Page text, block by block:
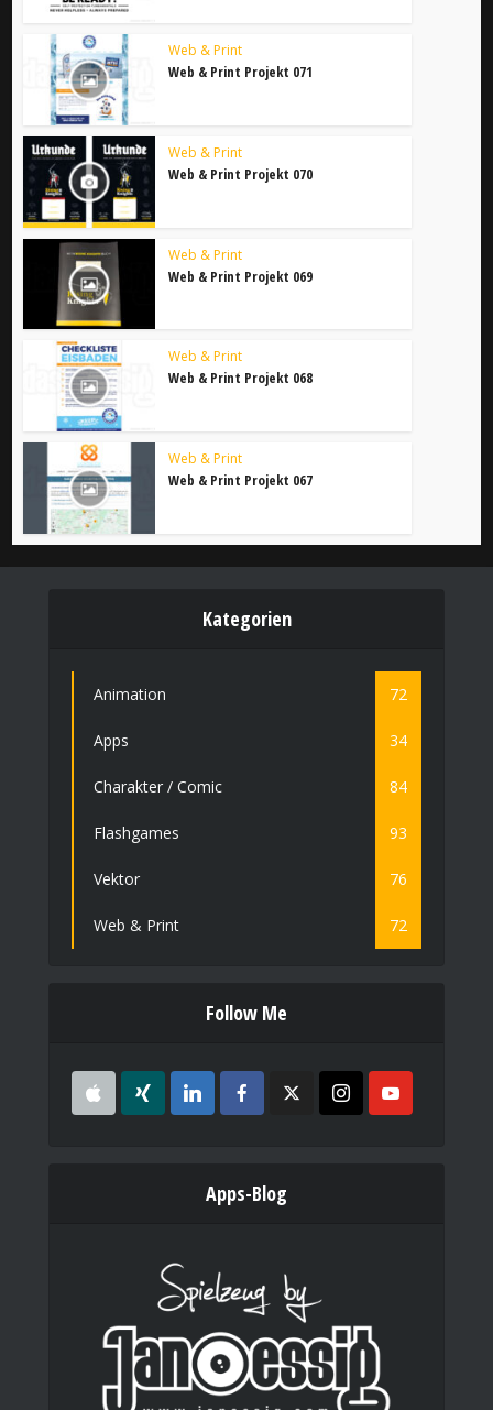
Web & Print
Web & Print Projekt 071
Web & Print
Web & Print Projekt 070
Web & Print
Web & Print Projekt 069
Web & Print
Web & Print Projekt 068
Web & Print
Web & Print Projekt 067
Kategorien
Animation 72
Apps 34
Charakter / Comic 84
Flashgames 93
Vektor 76
Web & Print 72
Follow Me
Apps-Blog